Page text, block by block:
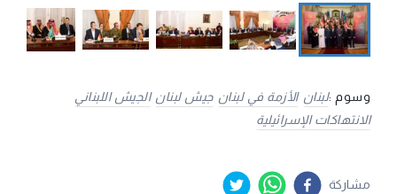
وسوم :لبنان الأزمة في لبنان جيش لبنان الجيش اللبناني
الانتهاكات الإسرائيلية
مشاركة